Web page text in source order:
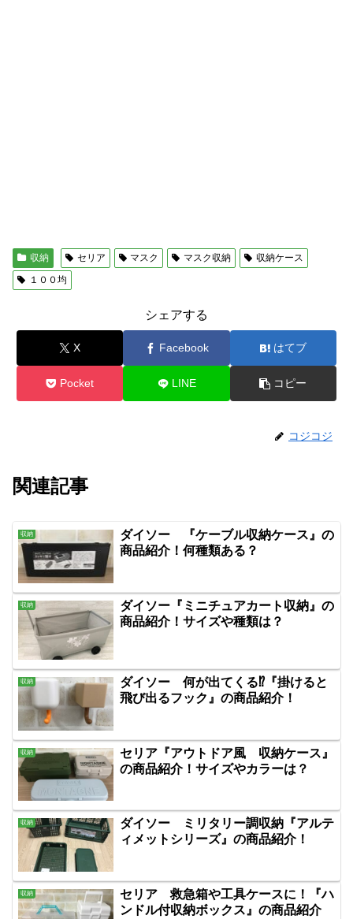
収納 セリア マスク マスク収納
収納ケース
１００均
シェアする
X Facebook はてブ
Pocket LINE コピー
コジコジ
関連記事
収納
ダイソー 『ケーブル収納ケース』の
商品紹介！何種類ある？
収納
ダイソー『ミニチュアカート収納』の
商品紹介！サイズや種類は？
収納
ダイソー 何が出てくる⁉『掛けると
飛び出るフック』の商品紹介！
収納
セリア『アウトドア風 収納ケース』
の商品紹介！サイズやカラーは？
収納
ダイソー ミリタリー調収納『アルテ
ィメットシリーズ』の商品紹介！
収納
セリア 救急箱や工具ケースに！『ハ
ンドル付収納ボックス』の商品紹介